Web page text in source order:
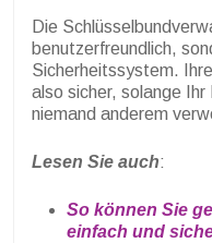
Die
benutzerfreundlich,
Sicherheitssystem.
also sicher, solange
niemand anderem
Lesen Sie auch:
So können Sie
einfach und